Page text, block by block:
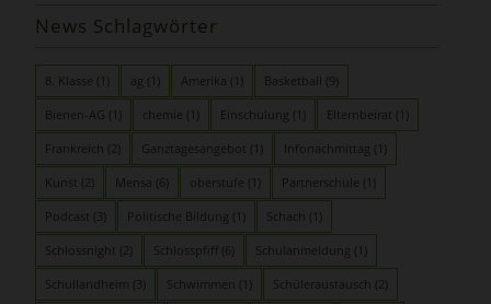
News Schlagwörter
8. Klasse (1) ag (1) Amerika (1) Basketball
Bienen-AG (1) chemie (1) Einschulung (1) Elternbeirat (1)
Frankreich Ganztagesangebot (1) Infonachmittag (1)
Kunst Mensa oberstufe (1) Partnerschule (1)
Podcast (3) Politische Bildung (1) Schach (1)
Schlossnight Schlosspfiff Schulanmeldung (1)
Schullandheim (3) Schwimmen (1) Schüleraustausch